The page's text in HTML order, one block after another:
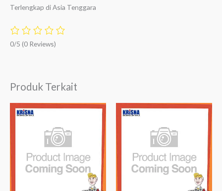
Terlengkap di Asia Tenggara
0/5 (0 Reviews)
Produk Terkait